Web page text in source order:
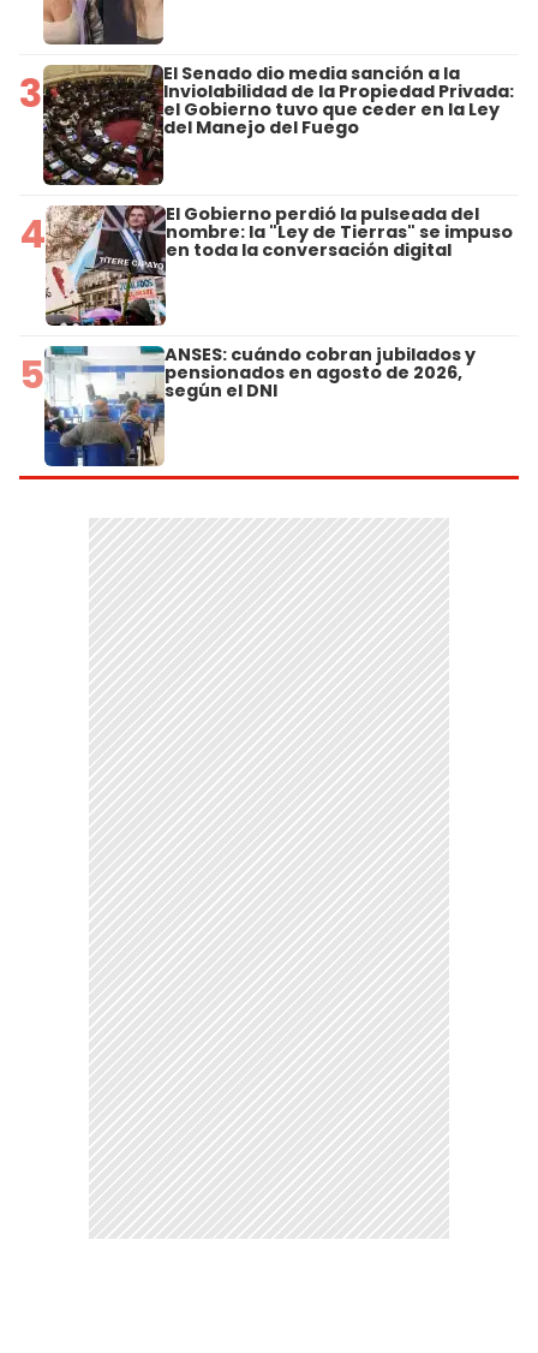
3 El Senado dio media sanción a la
Inviolabilidad de la Propiedad Privada:
el Gobierno tuvo que ceder en la Ley
del Manejo del Fuego
4 El Gobierno perdió la pulseada del
nombre: la "Ley de Tierras" se impuso
en toda la conversación digital
5 ANSES: cuándo cobran jubilados y
pensionados en agosto de 2026,
según el DNI